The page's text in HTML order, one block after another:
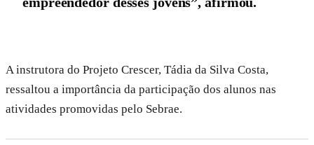
A instrutora do Projeto Crescer, Tádia da Silva Costa,
ressaltou a importância da participação dos alunos nas
atividades promovidas pelo Sebrae.